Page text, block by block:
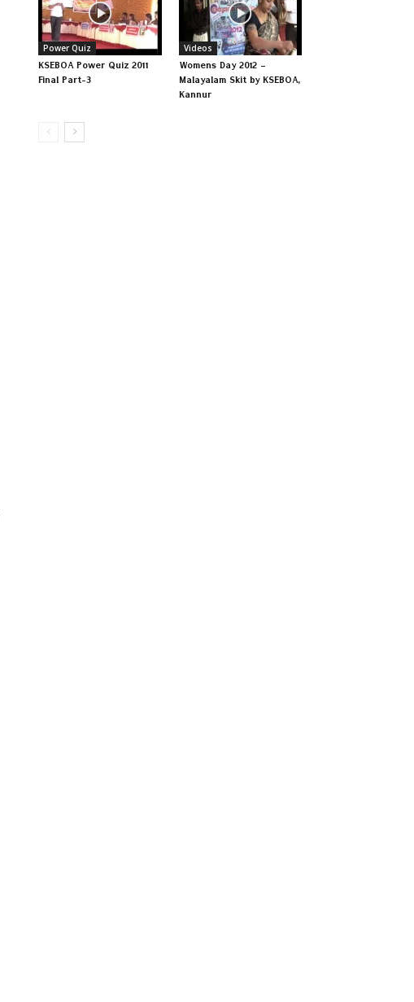
Power Quiz
KSEBOA Power Quiz 2011
Final Part-3
Videos
Womens Day 2012 –
Malayalam Skit by KSEBOA,
Kannur